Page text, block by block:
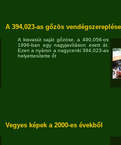
A 394,023-as gőzös
A kisvasút saját gőzöse, a 490,056-os
1996-ban egy nagyjavításon esett át.
Ezen a nyáron a nagycenki 394,023-as
helyettesítette őt
Vegyes képek a 2000-es évekből